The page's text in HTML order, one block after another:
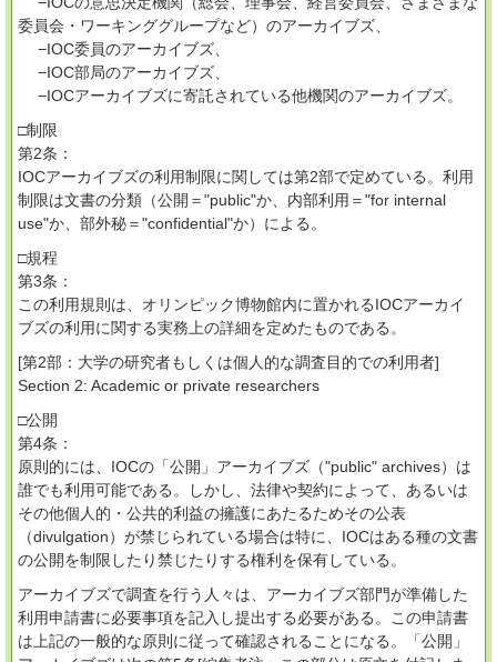
委員会・ワーキンググループなど）のアーカイブズ、
−IOC委員のアーカイブズ、
−IOC部局のアーカイブズ、
−IOCアーカイブズに寄託されている他機関のアーカイブズ。
□制限
第2条：
IOCアーカイブズの利用制限に関しては第2部で定めている。利用
制限は文書の分類（公開＝"public"か、内部利用＝"for internal
use"か、部外秘＝"confidential"か）による。
□規程
第3条：
この利用規則は、オリンピック博物館内に置かれるIOCアーカイ
ブズの利用に関する実務上の詳細を定めたものである。
[第2部：大学の研究者もしくは個人的な調査目的での利用者]
Section 2: Academic or private researchers
□公開
第4条：
原則的には、IOCの「公開」アーカイブズ（"public" archives）は
誰でも利用可能である。しかし、法律や契約によって、あるいは
その他個人的・公共的利益の擁護にあたるためその公表
（divulgation）が禁じられている場合は特に、IOCはある種の文書
の公開を制限したり禁じたりする権利を保有している。
アーカイブズで調査を行う人々は、アーカイブズ部門が準備した
利用申請書に必要事項を記入し提出する必要がある。この申請書
は上記の一般的な原則に従って確認されることになる。「公開」